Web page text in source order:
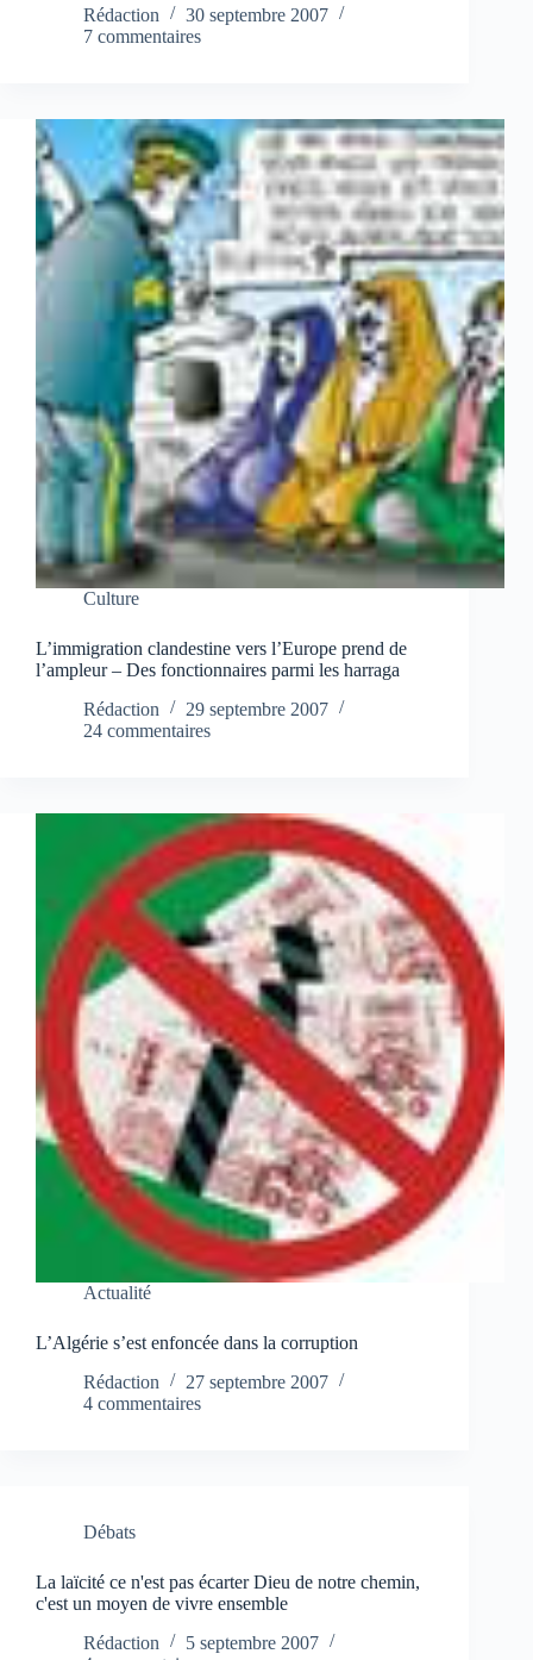
Rédaction
30 septembre 2007
7 commentaires
Culture
L’immigration clandestine vers l’Europe prend de
l’ampleur – Des fonctionnaires parmi les harraga
Rédaction
29 septembre 2007
24 commentaires
Actualité
L’Algérie s’est enfoncée dans la corruption
Rédaction
27 septembre 2007
4 commentaires
Débats
La laïcité ce n'est pas écarter Dieu de notre chemin,
c'est un moyen de vivre ensemble
Rédaction
5 septembre 2007